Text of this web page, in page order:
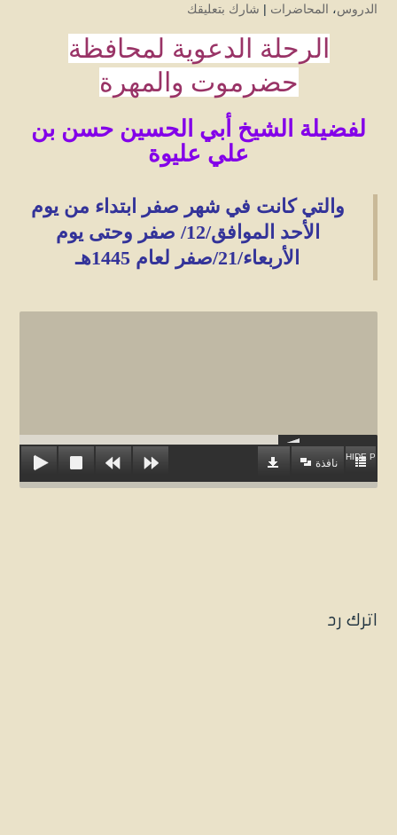
الدروس، المحاضرات | شارك بتعليقك
الرحلة الدعوية لمحافظة
حضرموت والمهرة
لفضيلة الشيخ أبي الحسين حسن بن
علي عليوة
والتي كانت في شهر صفر ابتداء من يوم
الأحد الموافق/12/ صفر وحتى يوم
الأربعاء/21/صفر لعام 1445هـ
HIDE
نافذة
اترك رد